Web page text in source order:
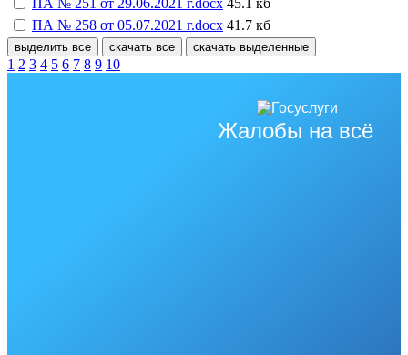
ПА № 258 от 05.07.2021 г.docx 41.7 кб
выделить все скачать все скачать выделенные
1 2 3 4 5 6 7 8 9 10
Жалобы на всё